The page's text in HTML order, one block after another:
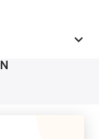
keyboard_arrow_down